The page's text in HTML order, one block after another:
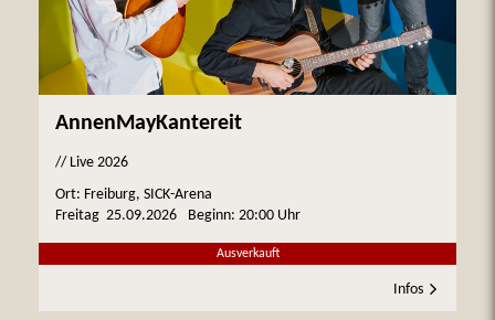
AnnenMayKantereit
// Live 2026
Ort: Freiburg, SICK-Arena
Freitag 25.09.2026 Beginn: 20:00 Uhr
Ausverkauft
Infos